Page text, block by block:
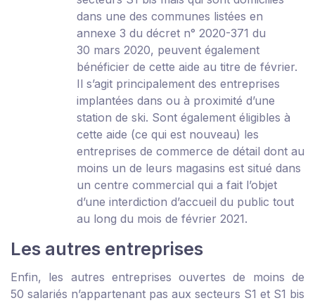
dans une des communes listées en
annexe 3 du décret n° 2020-371 du
30 mars 2020, peuvent également
bénéficier de cette aide au titre de février.
Il s’agit principalement des entreprises
implantées dans ou à proximité d’une
station de ski. Sont également éligibles à
cette aide (ce qui est nouveau) les
entreprises de commerce de détail dont au
moins un de leurs magasins est situé dans
un centre commercial qui a fait l’objet
d’une interdiction d’accueil du public tout
au long du mois de février 2021.
Les autres entreprises
Enfin, les autres entreprises ouvertes de moins de
50 salariés n’appartenant pas aux secteurs S1 et S1 bis